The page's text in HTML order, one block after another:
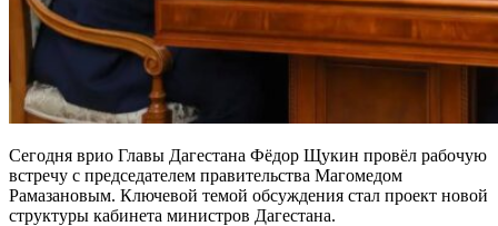
Сегодня врио Главы Дагестана Фёдор Щукин провёл рабочую
встречу с председателем правительства Магомедом
Рамазановым. Ключевой темой обсуждения стал проект новой
структуры кабинета министров Дагестана.